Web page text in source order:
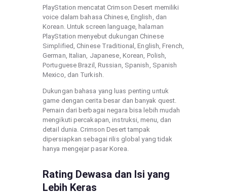
PlayStation mencatat Crimson Desert memiliki
voice dalam bahasa Chinese, English, dan
Korean. Untuk screen language, halaman
PlayStation menyebut dukungan Chinese
Simplified, Chinese Traditional, English, French,
German, Italian, Japanese, Korean, Polish,
Portuguese Brazil, Russian, Spanish, Spanish
Mexico, dan Turkish.
Dukungan bahasa yang luas penting untuk
game dengan cerita besar dan banyak quest.
Pemain dari berbagai negara bisa lebih mudah
mengikuti percakapan, instruksi, menu, dan
detail dunia. Crimson Desert tampak
dipersiapkan sebagai rilis global yang tidak
hanya mengejar pasar Korea.
Rating Dewasa dan Isi yang
Lebih Keras